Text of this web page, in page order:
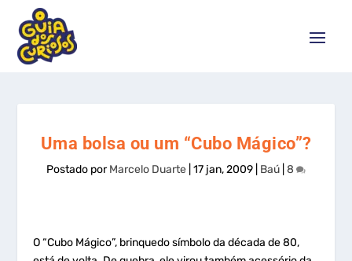
Uma bolsa ou um “Cubo Mágico”?
Postado porMarcelo Duarte 17 jan, 2009 Baú 8
O “Cubo Mágico”, brinquedo símbolo da década de 80,